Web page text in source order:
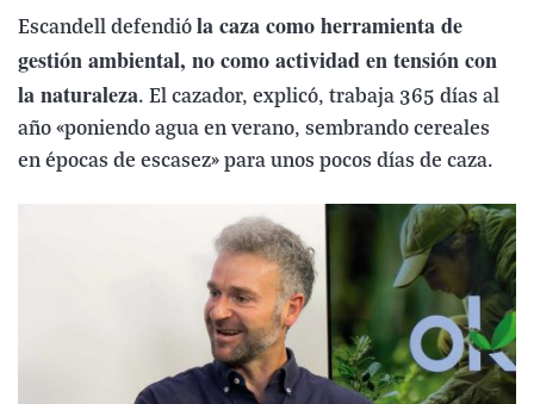
Escandell defendió la caza como herramienta de
gestión ambiental, no como actividad en tensión con
la naturaleza. El cazador, explicó, trabaja 365 días al
año «poniendo agua en verano, sembrando cereales
en épocas de escasez» para unos pocos días de caza.